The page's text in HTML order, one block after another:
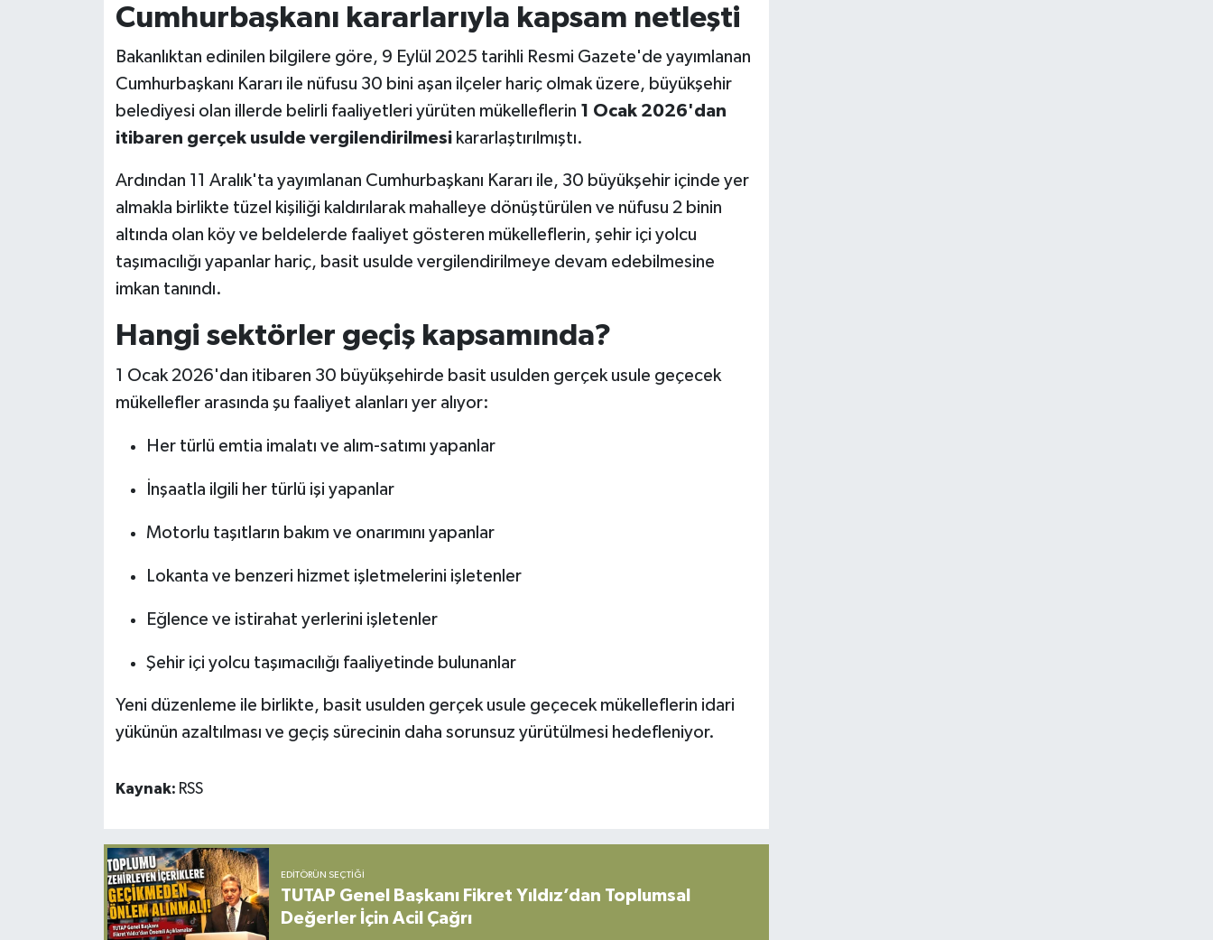
Cumhurbaşkanı kararlarıyla kapsam netleşti
Bakanlıktan edinilen bilgilere göre, 9 Eylül 2025 tarihli Resmi Gazete'de yayımlanan
Cumhurbaşkanı Kararı ile nüfusu 30 bini aşan ilçeler hariç olmak üzere, büyükşehir
belediyesi olan illerde belirli faaliyetleri yürüten mükelleflerin 1 Ocak 2026'dan
itibaren gerçek usulde vergilendirilmesikararlaştırılmıştı.
Ardından 11 Aralık'ta yayımlanan Cumhurbaşkanı Kararı ile, 30 büyükşehir içinde yer
almakla birlikte tüzel kişiliği kaldırılarak mahalleye dönüştürülen ve nüfusu 2 binin
altında olan köy ve beldelerde faaliyet gösteren mükelleflerin, şehir içi yolcu
taşımacılığı yapanlar hariç, basit usulde vergilendirilmeye devam edebilmesine
imkan tanındı.
Hangi sektörler geçiş kapsamında?
1 Ocak 2026'dan itibaren 30 büyükşehirde basit usulden gerçek usule geçecek
mükellefler arasında şu faaliyet alanları yer alıyor:
Her türlü emtia imalatı ve alım-satımı yapanlar
İnşaatla ilgili her türlü işi yapanlar
Motorlu taşıtların bakım ve onarımını yapanlar
Lokanta ve benzeri hizmet işletmelerini işletenler
Eğlence ve istirahat yerlerini işletenler
Şehir içi yolcu taşımacılığı faaliyetinde bulunanlar
Yeni düzenleme ile birlikte, basit usulden gerçek usule geçecek mükelleflerin idari
yükünün azaltılması ve geçiş sürecinin daha sorunsuz yürütülmesi hedefleniyor.
Kaynak: RSS
EDITÖRÜN SEÇTIĞI
TUTAP Genel Başkanı Fikret Yıldız’dan Toplumsal
Değerler İçin Acil Çağrı